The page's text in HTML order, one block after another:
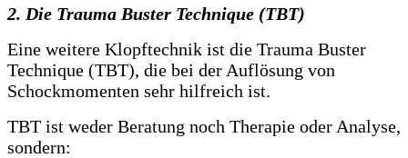
2. Die Trauma Buster Technique (TBT)
Eine weitere Klopftechnik ist die Trauma Buster
Technique (TBT), die bei der Auflösung von
Schockmomenten sehr hilfreich ist.
TBT ist weder Beratung noch Therapie oder Analyse,
sondern: